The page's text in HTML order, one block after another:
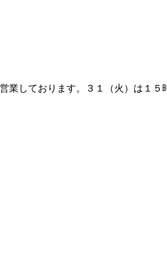
しております。３１（火）は１５